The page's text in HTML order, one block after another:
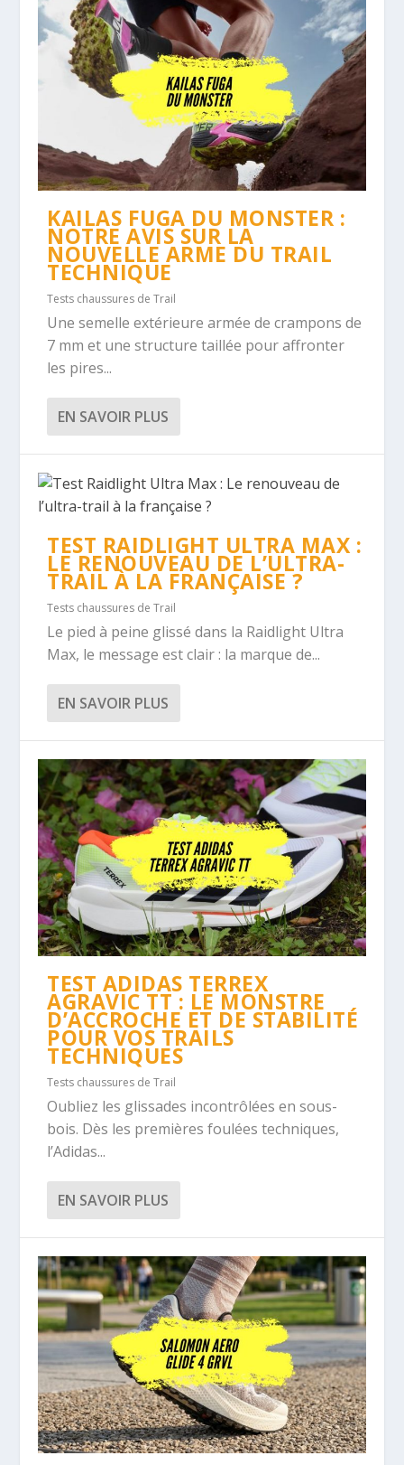
KAILAS FUGA DU MONSTER :
NOTRE AVIS SUR LA
NOUVELLE ARME DU TRAIL
TECHNIQUE
Tests chaussures de Trail
Une semelle extérieure armée de crampons de
7 mm et une structure taillée pour affronter
les pires...
EN SAVOIR PLUS
TEST RAIDLIGHT ULTRA MAX :
LE RENOUVEAU DE L’ULTRA-
TRAIL À LA FRANÇAISE ?
Tests chaussures de Trail
Le pied à peine glissé dans la Raidlight Ultra
Max, le message est clair : la marque de...
EN SAVOIR PLUS
TEST ADIDAS TERREX
AGRAVIC TT : LE MONSTRE
D’ACCROCHE ET DE STABILITÉ
POUR VOS TRAILS
TECHNIQUES
Tests chaussures de Trail
Oubliez les glissades incontrôlées en sous-
bois. Dès les premières foulées techniques,
l’Adidas...
EN SAVOIR PLUS